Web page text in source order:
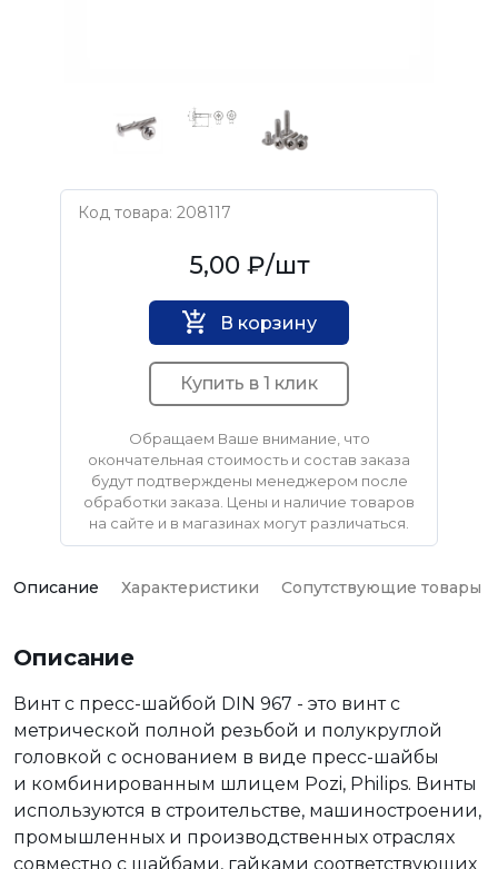
Код товара: 208117
5,00 ₽/шт
В корзину
Купить в 1 клик
Обращаем Ваше внимание, что
окончательная стоимость и состав заказа
будут подтверждены менеджером после
обработки заказа. Цены и наличие товаров
на сайте и в магазинах могут различаться.
Описание Характеристики Сопутствующие товары
Описание
Винт с пресс-шайбой DIN 967 - это винт с
метрической полной резьбой и полукруглой
головкой с основанием в виде пресс-шайбы
и комбинированным шлицем Pozi, Philips. Винты
используются в строительстве, машиностроении,
промышленных и производственных отраслях
совместно с шайбами, гайками соответствующих